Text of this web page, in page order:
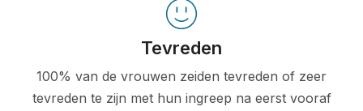
Tevreden
100% van de vrouwen zeiden tevreden of zeer
tevreden te zijn met hun ingreep na eerst vooraf